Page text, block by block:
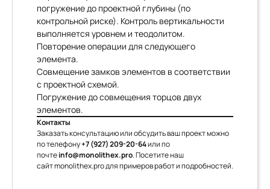
погружение до проектной глубины (по
контрольной риске). Контроль вертикальности
выполняется уровнем и теодолитом.
Повторение операции для следующего
элемента.
Совмещение замков элементов в соответствии
с проектной схемой.
Погружение до совмещения торцов двух
элементов.
Контакты
Заказать консультацию или обсудить ваш проект можно
по телефону+7 (927) 209-20-64или по
почтеinfo@monolithex.pro. Посетите наш
сайтmonolithex.proдля примеров работ и подробностей.